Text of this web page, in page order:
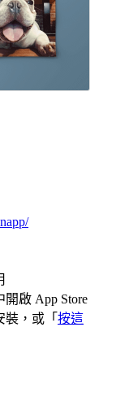
開啟 App Store
，或「 按這